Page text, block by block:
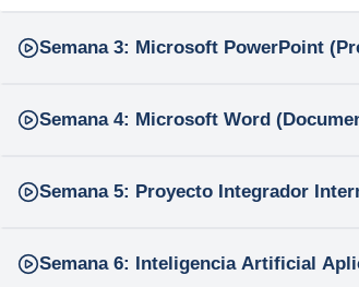
Semana 3: Microsoft PowerPoint
Semana 4: Microsoft Word
Semana 5: Proyecto Integrador
Semana 6: Inteligencia Artificial